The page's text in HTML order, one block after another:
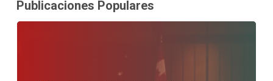
Publicaciones Populares